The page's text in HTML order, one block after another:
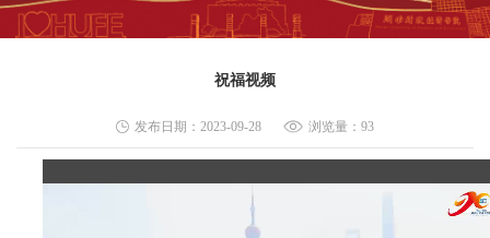
祝福视频
发布日期：2023-09-28 浏览量： 93